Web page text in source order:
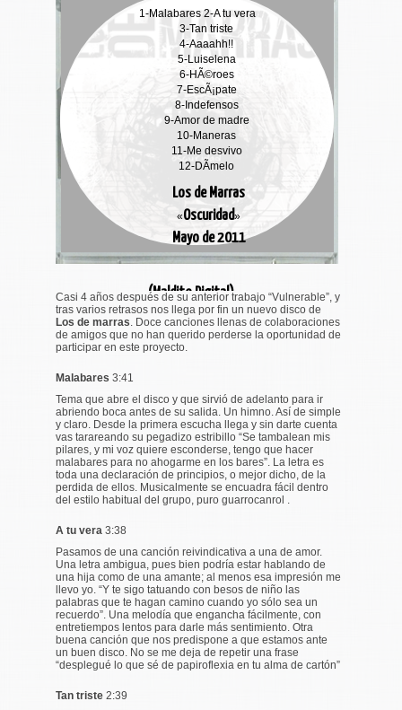
1-Malabares 2-A tu vera
3-Tan triste
4-Aaaahh!!
5-Luiselena
6-HÃ©roes
7-EscÃ¡pate
8-Indefensos
9-Amor de madre
10-Maneras
11-Me desvivo
12-DÃ­melo
Los de Marras
«Oscuridad»
Mayo de 2011
(Maldito Digital)
Casi 4 años después de su anterior trabajo “Vulnerable”, y
tras varios retrasos nos llega por fin un nuevo disco de
Los de marras . Doce canciones llenas de colaboraciones
de amigos que no han querido perderse la oportunidad de
participar en este proyecto.
Malabares 3:41
Tema que abre el disco y que sirvió de adelanto para ir
abriendo boca antes de su salida. Un himno. Así de simple
y claro. Desde la primera escucha llega y sin darte cuenta
vas tarareando su pegadizo estribillo “Se tambalean mis
pilares, y mi voz quiere esconderse, tengo que hacer
malabares para no ahogarme en los bares”. La letra es
toda una declaración de principios, o mejor dicho, de la
perdida de ellos. Musicalmente se encuadra fácil dentro
del estilo habitual del grupo, puro guarrocanrol
A tu vera 3:38
Pasamos de una canción reivindicativa a una de amor.
Una letra ambigua, pues bien podría estar hablando de
una hija como de una amante; al menos esa impresión me
llevo yo. “Y te sigo tatuando con besos de niño las
palabras que te hagan camino cuando yo sólo sea un
recuerdo”. Una melodía que engancha fácilmente, con
entretiempos lentos para darle más sentimiento. Otra
buena canción que nos predispone a que estamos ante
un buen disco. No se me deja de repetir una frase
“desplegué lo que sé de papiroflexia en tu alma de cartón”
Tan triste 2:39